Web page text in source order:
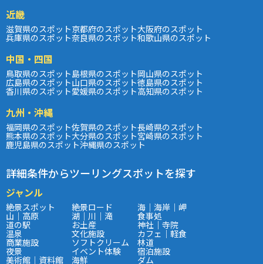
近畿
滋賀県のスポット京都府のスポット大阪府のスポット
兵庫県のスポット奈良県のスポット和歌山県のスポット
中国・四国
鳥取県のスポット島根県のスポット岡山県のスポット
広島県のスポット山口県のスポット徳島県のスポット
香川県のスポット愛媛県のスポット高知県のスポット
九州・沖縄
福岡県のスポット佐賀県のスポット長崎県のスポット
熊本県のスポット大分県のスポット宮崎県のスポット
鹿児島県のスポット沖縄県のスポット
詳細条件からツーリングスポットを探す
ジャンル
絶景スポット 絶景ロード 海｜海岸｜岬
山｜高原 湖｜川｜滝 食事処
道の駅 お土産 神社｜寺院
温泉 文化施設 カフェ｜軽食
商業施設 ソフトクリーム 林道
夜景 イベント体験 宿泊施設
美術館｜資料館 海鮮 ダム